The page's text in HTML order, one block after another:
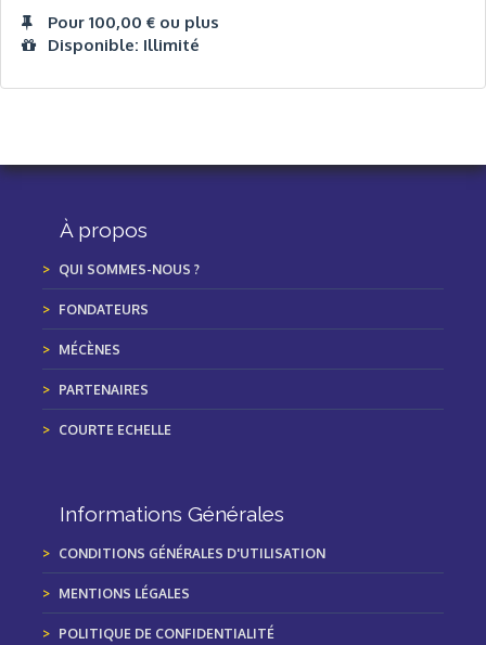
Pour 100,00 € ou plus
Disponible: Illimité
À propos
QUI SOMMES-NOUS ?
FONDATEURS
MÉCÈNES
PARTENAIRES
COURTE ECHELLE
Informations Générales
CONDITIONS GÉNÉRALES D'UTILISATION
MENTIONS LÉGALES
POLITIQUE DE CONFIDENTIALITÉ